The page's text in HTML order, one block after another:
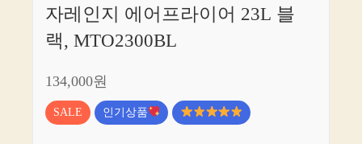
자레인지 에어프라이어 23L 블
랙, MTO2300BL
134,000원
SALE 인기상품